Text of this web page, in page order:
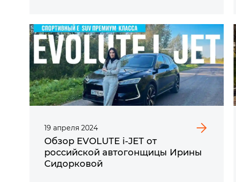
19 апреля 2024
Обзор EVOLUTE i‑JET от
российской автогонщицы Ирины
Сидорковой